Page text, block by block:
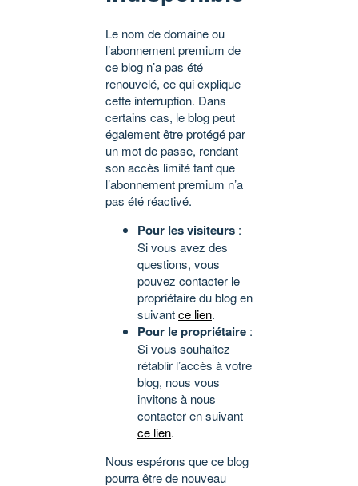
Le nom de domaine ou
l’abonnement premium de
ce blog n’a pas été
renouvelé, ce qui explique
cette interruption. Dans
certains cas, le blog peut
également être protégé par
un mot de passe, rendant
son accès limité tant que
l’abonnement premium n’a
pas été réactivé.
Pour les visiteurs :
Si vous avez des
questions, vous
pouvez contacter le
propriétaire du blog en
suivantce lien.
Pour le propriétaire :
Si vous souhaitez
rétablir l’accès à votre
blog, nous vous
invitons à nous
contacter en suivant
ce lien.
Nous espérons que ce blog
pourra être de nouveau